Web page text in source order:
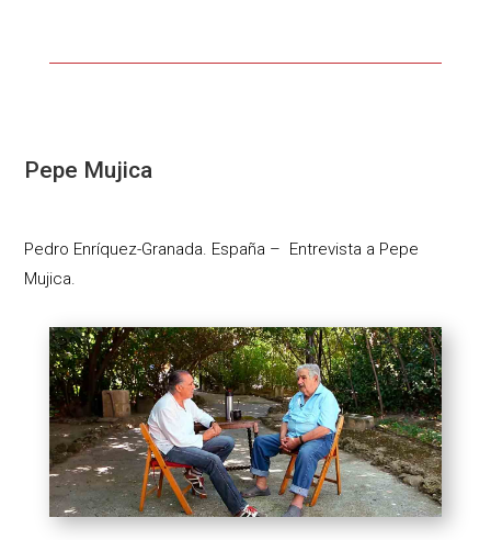
Pepe Mujica
Pedro Enríquez-Granada. España – Entrevista a Pepe
Mujica.